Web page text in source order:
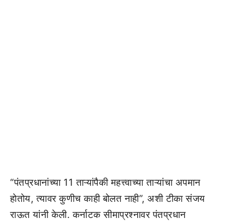
“पंतप्रधानांच्या 11 ताऱ्यांपैकी महत्त्वाच्या ताऱ्यांचा अपमान
होतोय, त्यावर कुणीच काही बोलत नाही”, अशी टीका संजय
राऊत यांनी केली. कर्नाटक सीमाप्रश्नावर पंतप्रधान